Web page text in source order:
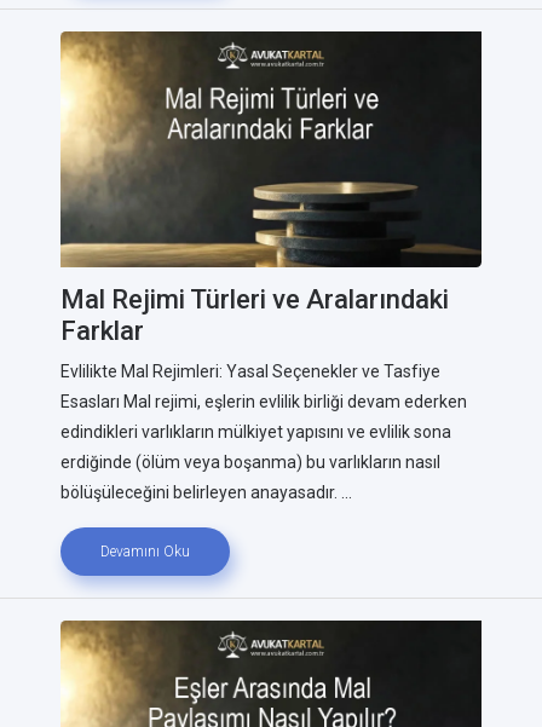
Mal Rejimi Türleri ve Aralarındaki
Farklar
Evlilikte Mal Rejimleri: Yasal Seçenekler ve Tasfiye
Esasları Mal rejimi, eşlerin evlilik birliği devam ederken
edindikleri varlıkların mülkiyet yapısını ve evlilik sona
erdiğinde (ölüm veya boşanma) bu varlıkların nasıl
bölüşüleceğini belirleyen anayasadır. ...
Devamını Oku